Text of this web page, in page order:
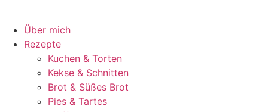
Über mich
Rezepte
Kuchen & Torten
Kekse & Schnitten
Brot & Süßes Brot
Pies & Tartes